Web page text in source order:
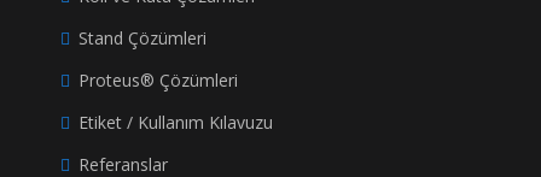
Stand Çözümleri
Proteus® Çözümleri
Etiket / Kullanım Kılavuzu
Referanslar